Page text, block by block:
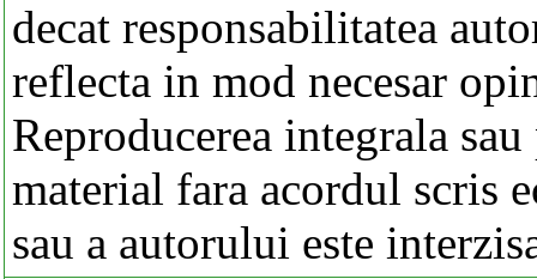
decat responsabilitatea
reflecta in mod necesar
Reproducerea integrala
material fara acordul scris
sau a autorului este